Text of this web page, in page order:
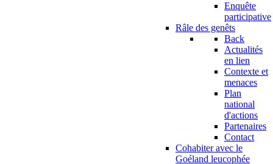
Enquête
participative
Râle des genêts
Back
Actualités
en lien
Contexte et
menaces
Plan
national
d'actions
Partenaires
Contact
Cohabiter avec le
Goéland leucophée